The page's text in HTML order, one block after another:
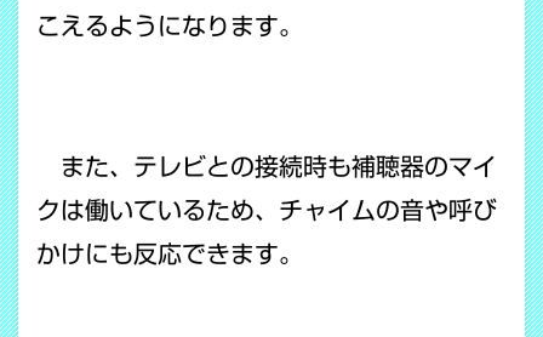
こえるようになります。
また、テレビとの接続時も補聴器のマイ
クは働いているため、チャイムの音や呼び
かけにも反応できます。